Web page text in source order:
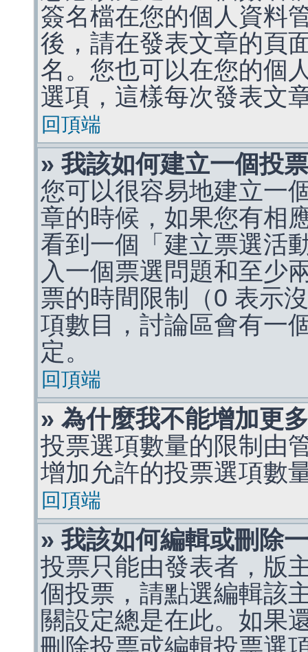
簽名檔在您的個人資料
後，請在發表文章的頁
名。您也可以在您的個
選項，這樣每次發表文
回頂端
» 我該如何建立一個投
您可以很容易地建立一
章的時候，如果您有相
看到一個「建立票選活
入一個票選問題和至少
票的時間限制（0 表示
項數目，討論區會有一
定。
回頂端
» 為什麼我不能增加更
投票選項數量的限制由
增加允許的投票選項數
回頂端
» 我該如何編輯或刪除
投票只能由發表者，版
個投票，請點選編輯該
關設定總是在此。如果